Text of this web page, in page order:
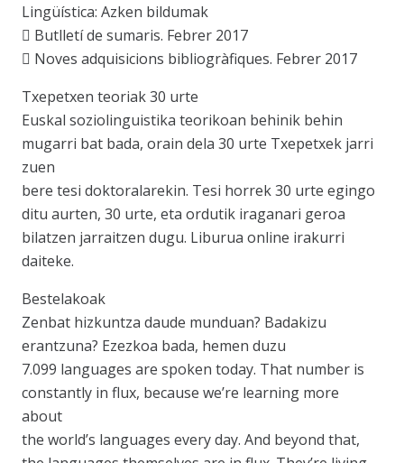
Lingüística: Azken bildumak
 Butlletí de sumaris. Febrer 2017
 Noves adquisicions bibliogràfiques. Febrer 2017
Txepetxen teoriak 30 urte
Euskal soziolinguistika teorikoan behinik behin
mugarri bat bada, orain dela 30 urte Txepetxek jarri
zuen
bere tesi doktoralarekin. Tesi horrek 30 urte egingo
ditu aurten, 30 urte, eta ordutik iraganari geroa
bilatzen jarraitzen dugu. Liburua online irakurri
daiteke.
Bestelakoak
Zenbat hizkuntza daude munduan? Badakizu
erantzuna? Ezezkoa bada, hemen duzu
7.099 languages are spoken today. That number is
constantly in flux, because we’re learning more
about
the world’s languages every day. And beyond that,